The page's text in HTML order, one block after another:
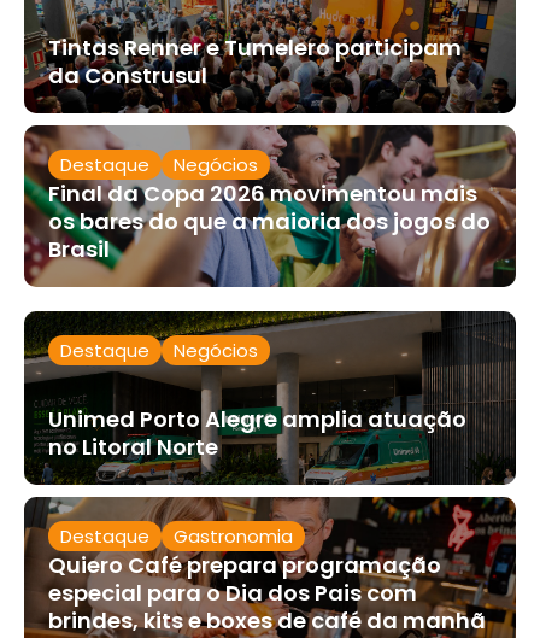
Tintas Renner e Tumelero participam
da Construsul
Destaque Negócios
Final da Copa 2026 movimentou mais
os bares do que a maioria dos jogos do
Brasil
Destaque Negócios
Unimed Porto Alegre amplia atuação
no Litoral Norte
Destaque Gastronomia
Quiero Café prepara programação
especial para o Dia dos Pais com
brindes, kits e boxes de café da manhã